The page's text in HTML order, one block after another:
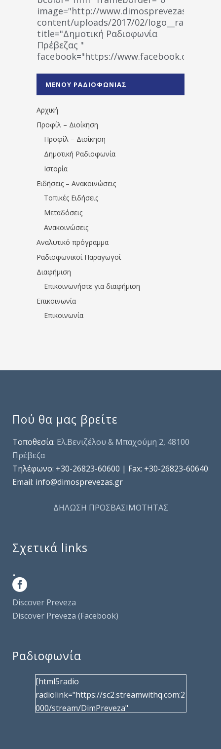
image="http://www.dimosprevezas.gr/wp-
content/uploads/2017/02/
title="Δημοτική Ραδιοφωνία
Πρέβεζας "
facebook="https://www.facebook.com/
1531194763766854/" artist="" ]
ΜΕΝΟΥ ΡΑΔΙΟΦΩΝΙΑΣ
Αρχική
Προφίλ – Διοίκηση
Προφίλ – Διοίκηση
Δημοτική Ραδιοφωνία
Ιστορία
Ειδήσεις – Ανακοινώσεις
Τοπικές Ειδήσεις
Μεταδόσεις
Ανακοινώσεις
Αναλυτικό πρόγραμμα
Ραδιοφωνικοί Παραγωγοί
Διαφήμιση
Επικοινωνήστε για διαφήμιση
Επικοινωνία
Επικοινωνία
Πού θα μας βρείτε
Τοποθεσία: Ελ.Βενιζέλου & Μπαχούμη 2, 48100
Πρέβεζα
Τηλέφωνo: +30-26823-60600 | Fax: +30-26823-60640
Email: info@dimosprevezas.gr
ΔΗΛΩΣΗ ΠΡΟΣΒΑΣΙΜΟΤΗΤΑΣ
Σχετικά links
.
Discover Preveza
Discover Preveza (Facebook)
Ραδιοφωνία
[html5radio
radiolink="https://sc2.streamwithq.com:2
000/stream/DimPreveza"